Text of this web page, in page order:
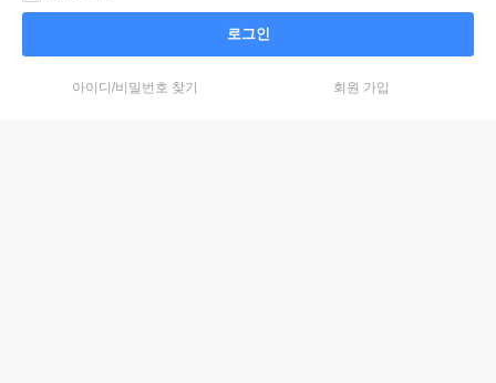
로그인
아이디/비밀번호 찾기 회원 가입